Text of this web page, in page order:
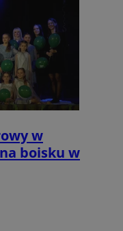
w
boisku w